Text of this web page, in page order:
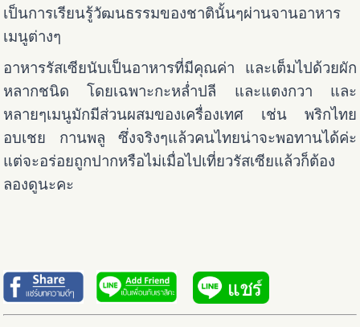
เป็นการเรียนรู้วัฒนธรรมของชาตินั้นๆผ่านจานอาหาร
เมนูต่างๆ
อาหารรัสเซียนับเป็นอาหารที่มีคุณค่า และเต็มไปด้วยผัก
หลากชนิด โดยเฉพาะกะหล่ำปลี และแตงกวา และ
หลายๆเมนูมักมีส่วนผสมของเครื่องเทศ เช่น พริกไทย
อบเชย กานพลู ซึ่งจริงๆแล้วคนไทยน่าจะพอทานได้ค่ะ
แต่จะอร่อยถูกปากหรือไม่เมื่อไปเที่ยวรัสเซียแล้วก็ต้อง
ลองดูนะคะ